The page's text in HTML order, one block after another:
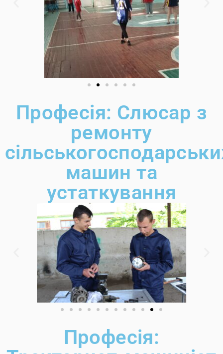
Професія: Слюсар з
ремонту
машин та
устаткування
Професія: